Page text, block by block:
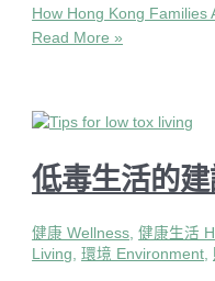
How Hong Kong Families
Read More »
低毒生活的
健康 Wellness,健康生活
Living,環境 Environment,